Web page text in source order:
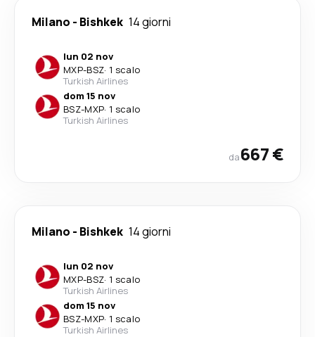
Milano - Bishkek 14 giorni
lun 02 nov
MXP-BSZ· 1 scalo
Turkish Airlines
dom 15 nov
BSZ-MXP· 1 scalo
Turkish Airlines
da667 €
Milano - Bishkek 14 giorni
lun 02 nov
MXP-BSZ· 1 scalo
Turkish Airlines
dom 15 nov
BSZ-MXP· 1 scalo
Turkish Airlines